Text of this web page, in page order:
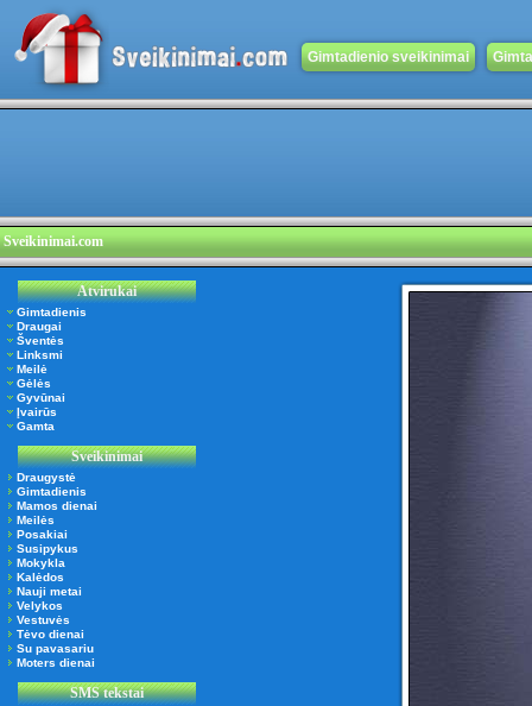
Gimtadienio sveikinimai
Sveikinimai.com
Atvirukai
Gimtadienis
Draugai
Šventės
Linksmi
Meilė
Gėlės
Gyvūnai
Įvairūs
Gamta
Sveikinimai
Draugystė
Gimtadienis
Mamos dienai
Meilės
Posakiai
Susipykus
Mokykla
Kalėdos
Nauji metai
Velykos
Vestuvės
Tėvo dienai
Su pavasariu
Moters dienai
SMS tekstai